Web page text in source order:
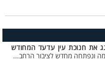
את חנוכת עין עדעד המחודש
ונפתחה מחדש לציבור הרחב...